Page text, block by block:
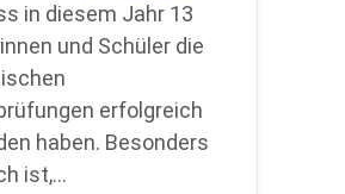
in diesem Jahr 13
und Schüler die
erfolgreich
haben. Besonders
ist,…